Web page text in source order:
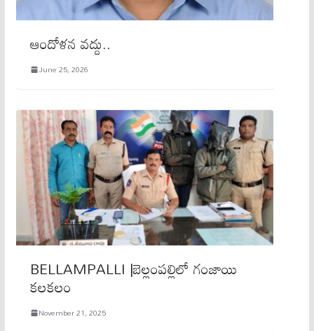
ఆందోళన వద్దు..
June 25, 2026
BELLAMPALLI |బెల్లంపల్లిలో గంజాయి
కలకలం
November 21, 2025